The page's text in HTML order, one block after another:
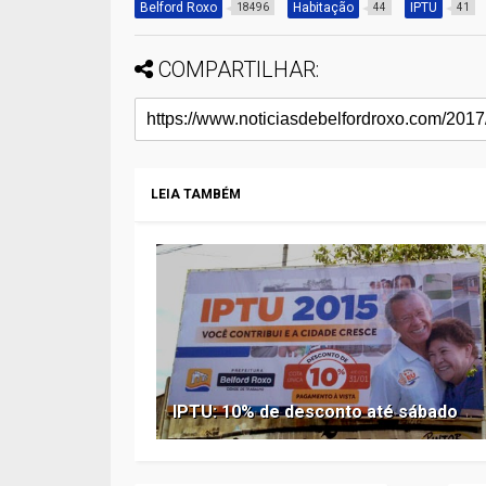
Belford Roxo 18496 Habitação 44 IPTU 41
COMPARTILHAR:
LEIA TAMBÉM
IPTU: 10% de desconto até sábado